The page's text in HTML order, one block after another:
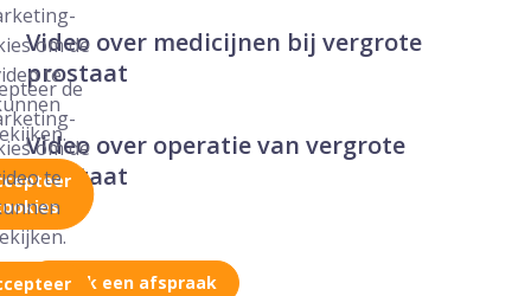
Video over medicijnen bij vergrote
prostaat
om de
te
Video over operatie van vergrote
prostaat
de
om de
te
Maak een afspraak